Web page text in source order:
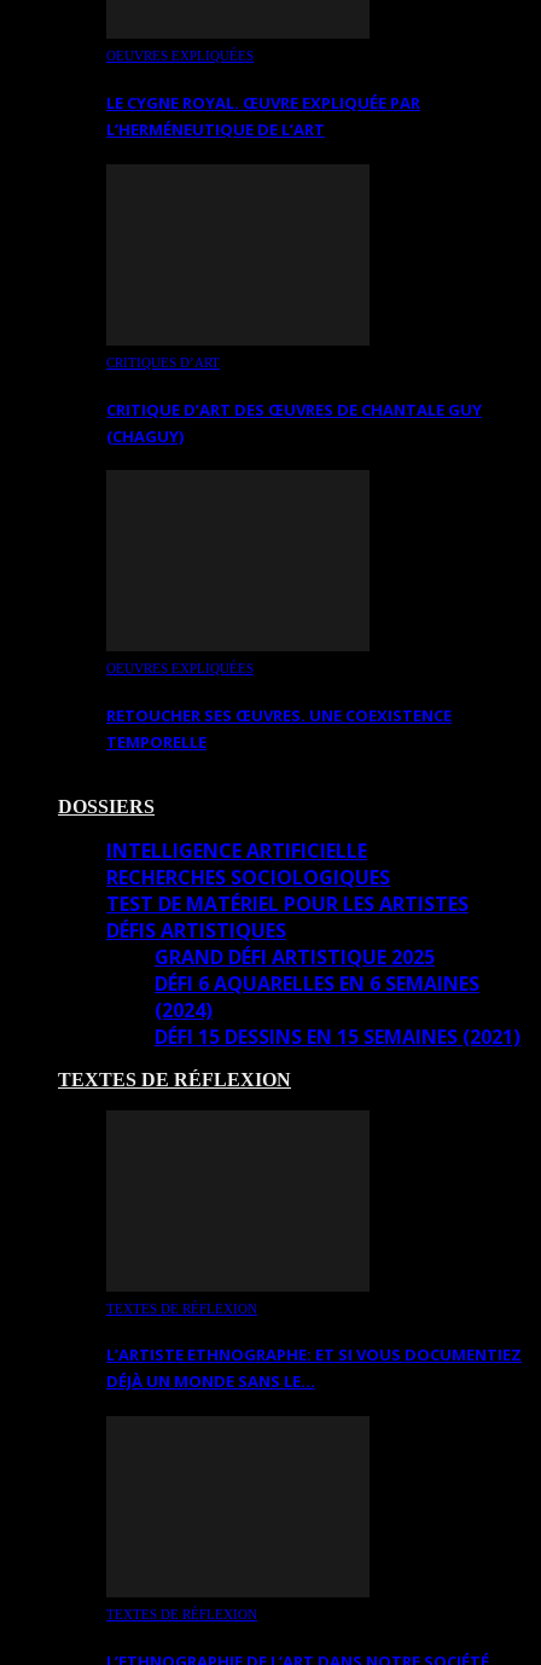
OEUVRES EXPLIQUÉES
LE CYGNE ROYAL. ŒUVRE EXPLIQUÉE PAR
L’HERMÉNEUTIQUE DE L’ART
CRITIQUES D’ART
CRITIQUE D’ART DES ŒUVRES DE CHANTALE GUY
(CHAGUY)
OEUVRES EXPLIQUÉES
RETOUCHER SES ŒUVRES. UNE COEXISTENCE
TEMPORELLE
DOSSIERS
INTELLIGENCE ARTIFICIELLE
RECHERCHES SOCIOLOGIQUES
TEST DE MATÉRIEL POUR LES ARTISTES
DÉFIS ARTISTIQUES
GRAND DÉFI ARTISTIQUE 2025
DÉFI 6 AQUARELLES EN 6 SEMAINES
(2024)
DÉFI 15 DESSINS EN 15 SEMAINES (2021)
TEXTES DE RÉFLEXION
TEXTES DE RÉFLEXION
L’ARTISTE ETHNOGRAPHE: ET SI VOUS DOCUMENTIEZ
DÉJÀ UN MONDE SANS LE…
TEXTES DE RÉFLEXION